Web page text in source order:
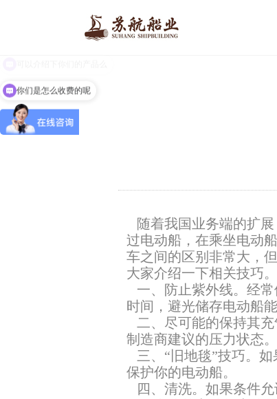
随着我国业务端的扩展
过电动船，在乘坐电动
车之间的区别非常大，
大家介绍一下相关技巧。
一、防止紫外线。经
时间，避光储存电动船
二、尽可能的保持其
制造商建议的压力状态。
三、“旧地毯”技巧。
保护你的电动船。
四、清洗。如果条件允
你们是怎么收费的呢